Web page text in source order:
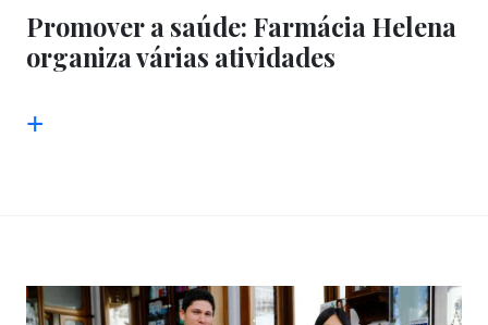
Promover a saúde: Farmácia Helena
organiza várias atividades
+